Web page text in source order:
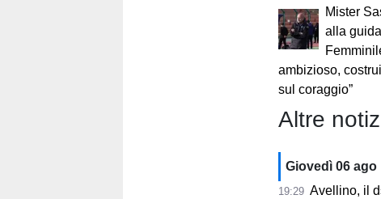
Mister
alla
ambizioso,
sul coraggio”
Altre
Giovedì 06 ago
19:29 Avellino, il ds